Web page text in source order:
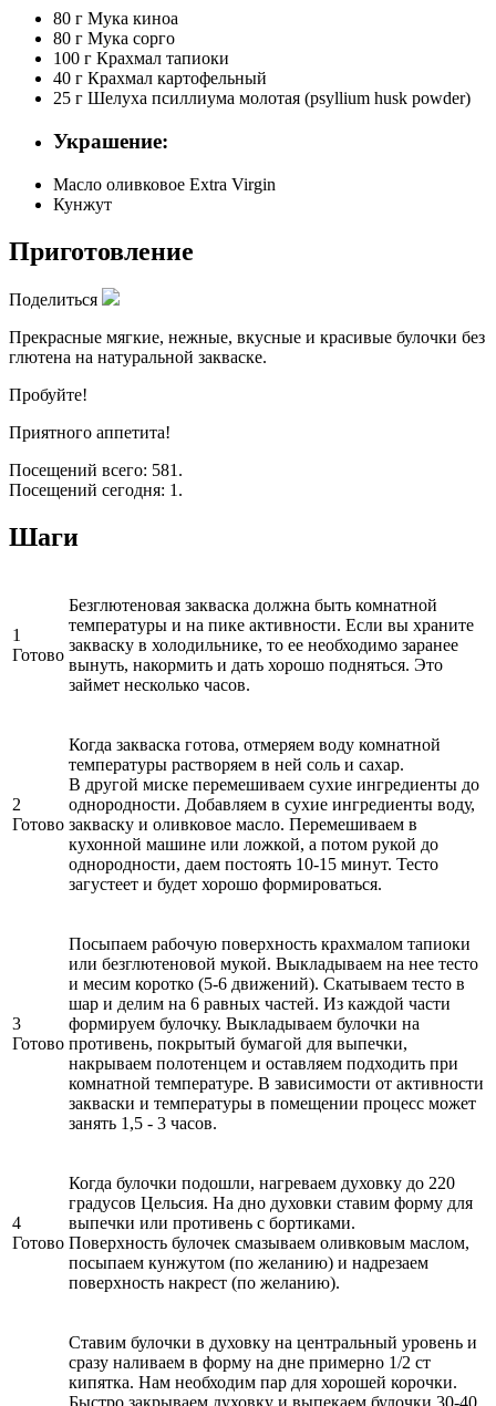
80 г Мука киноа
80 г Мука сорго
100 г Крахмал тапиоки
40 г Крахмал картофельный
25 г Шелуха псиллиума молотая (psyllium husk powder)
Украшение:
Масло оливковое Extra Virgin
Кунжут
Приготовление
Поделиться
Прекрасные мягкие, нежные, вкусные и красивые булочки без
глютена на натуральной закваске.
Пробуйте!
Приятного аппетита!
Посещений всего: 581.
Посещений сегодня: 1.
Шаги
1
Готово
Безглютеновая закваска должна быть комнатной
температуры и на пике активности. Если вы храните
закваску в холодильнике, то ее необходимо заранее
вынуть, накормить и дать хорошо подняться. Это
займет несколько часов.
2
Готово
Когда закваска готова, отмеряем воду комнатной
температуры растворяем в ней соль и сахар.
В другой миске перемешиваем сухие ингредиенты до
однородности. Добавляем в сухие ингредиенты воду,
закваску и оливковое масло. Перемешиваем в
кухонной машине или ложкой, а потом рукой до
однородности, даем постоять 10-15 минут. Тесто
загустеет и будет хорошо формироваться.
3
Готово
Посыпаем рабочую поверхность крахмалом тапиоки
или безглютеновой мукой. Выкладываем на нее тесто
и месим коротко (5-6 движений). Скатываем тесто в
шар и делим на 6 равных частей. Из каждой части
формируем булочку. Выкладываем булочки на
противень, покрытый бумагой для выпечки,
накрываем полотенцем и оставляем подходить при
комнатной температуре. В зависимости от активности
закваски и температуры в помещении процесс может
занять 1,5 - 3 часов.
4
Готово
Когда булочки подошли, нагреваем духовку до 220
градусов Цельсия. На дно духовки ставим форму для
выпечки или противень с бортиками.
Поверхность булочек смазываем оливковым маслом,
посыпаем кунжутом (по желанию) и надрезаем
поверхность накрест (по желанию).
Ставим булочки в духовку на центральный уровень и
сразу наливаем в форму на дне примерно 1/2 ст
кипятка. Нам необходим пар для хорошей корочки.